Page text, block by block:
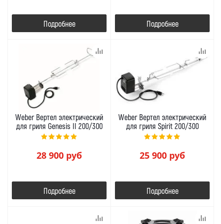
Подробнее Подробнее
Weber Вертел электрический
для гриля Genesis II 200/300
28 900 руб
Подробнее
Weber Вертел электрический
для гриля Spirit 200/300
25 900 руб
Подробнее